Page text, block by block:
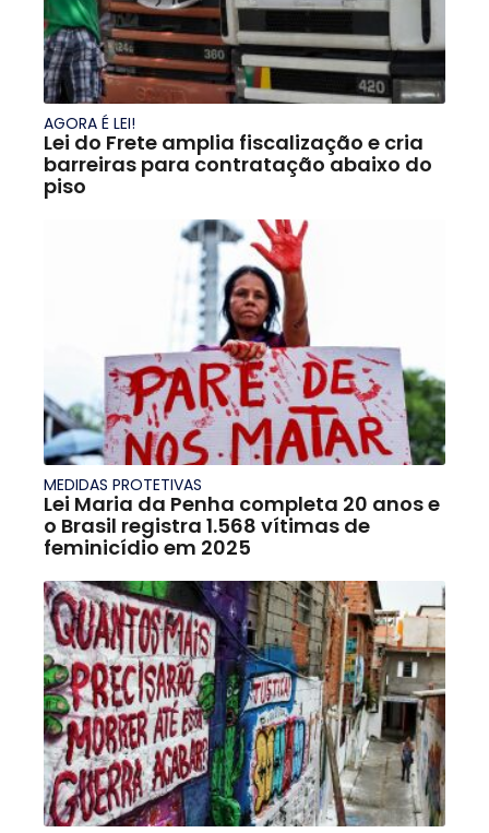
AGORA É LEI!
Lei do Frete amplia fiscalização e cria
barreiras para contratação abaixo do
piso
MEDIDAS PROTETIVAS
Lei Maria da Penha completa 20 anos e
o Brasil registra 1.568 vítimas de
feminicídio em 2025